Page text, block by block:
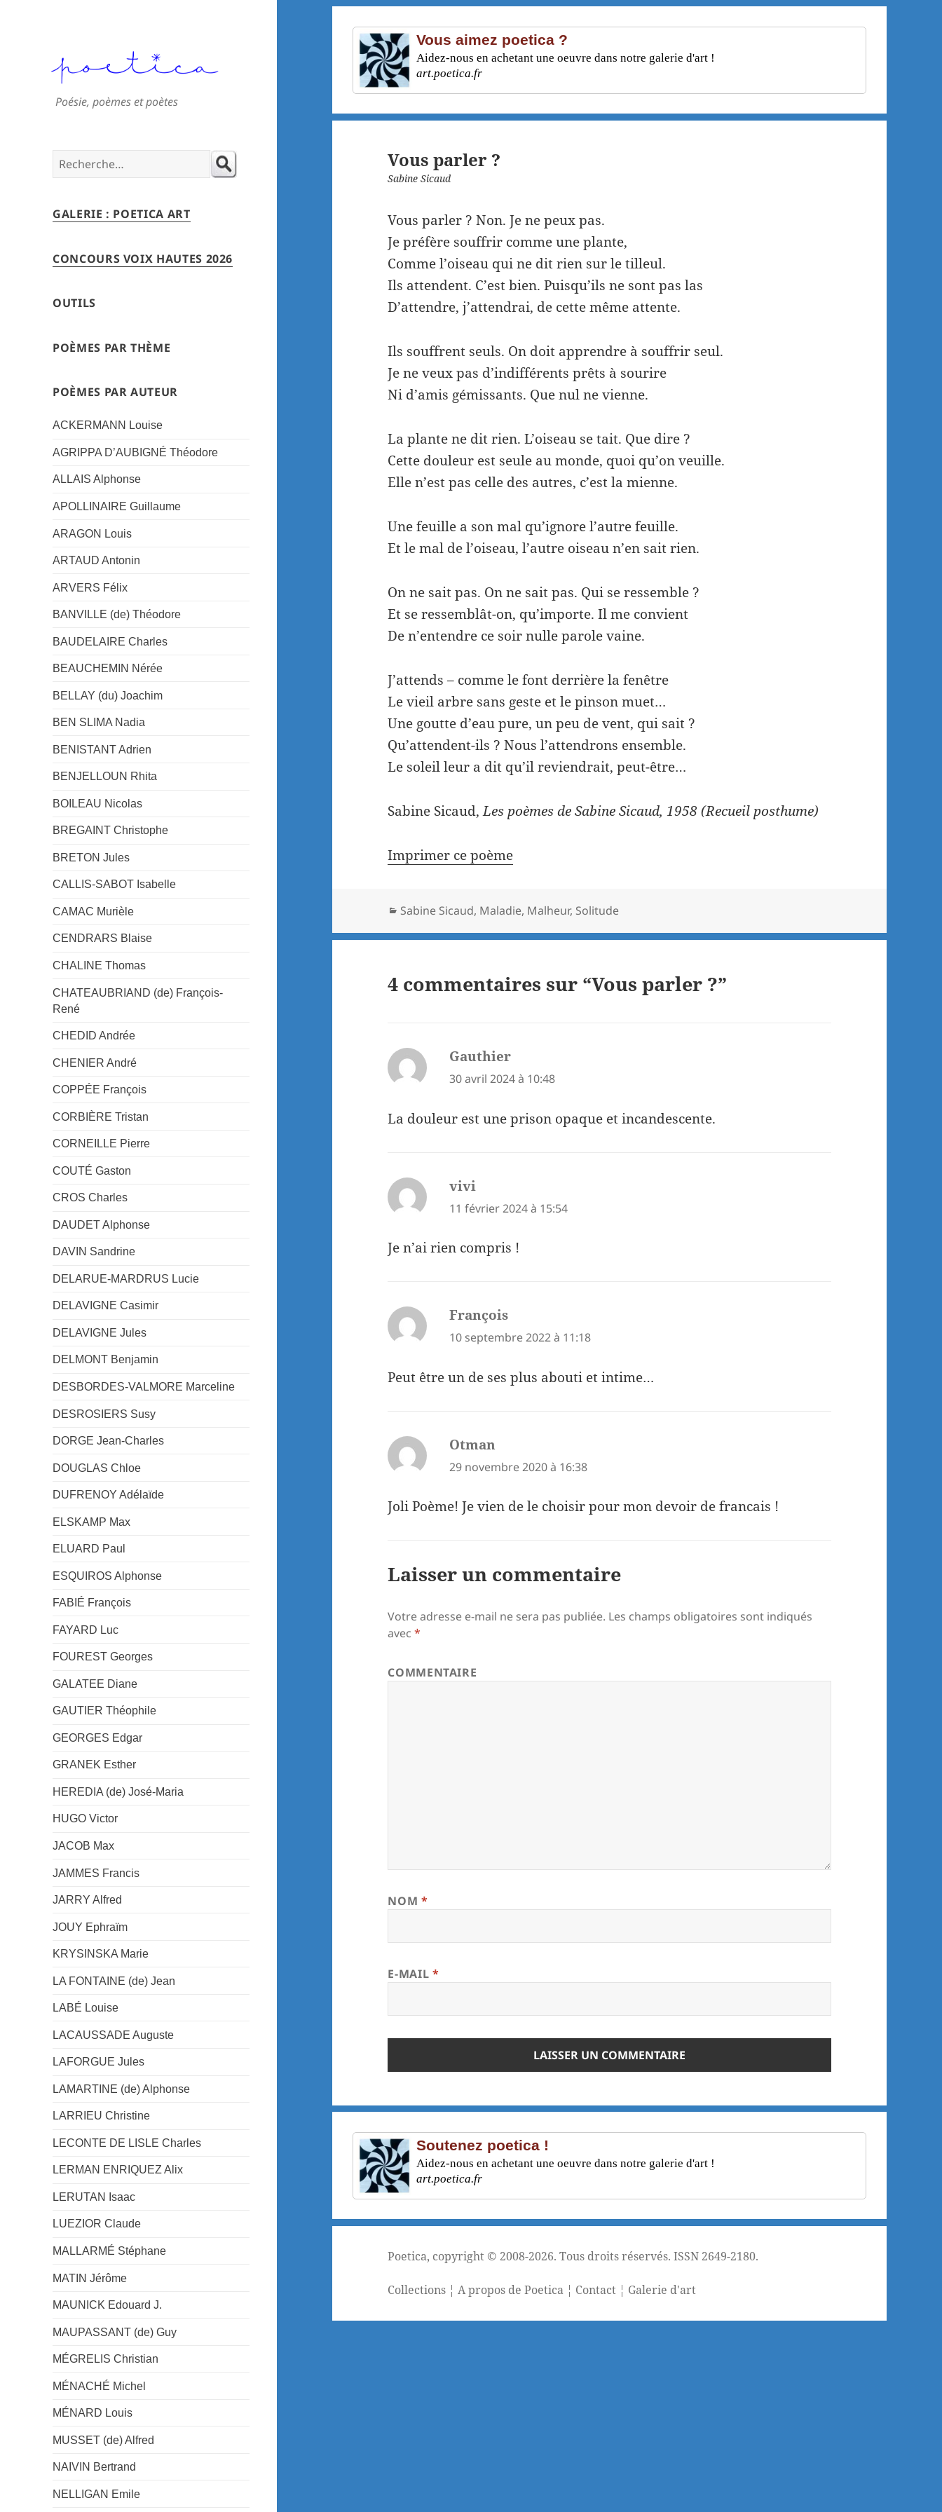
Poésie, poèmes et poètes
Search
for:
GALERIE : POETICA ART
CONCOURS VOIX HAUTES 2026
OUTILS
POÈMES PAR THÈME
POÈMES PAR AUTEUR
ACKERMANN Louise
AGRIPPA D’AUBIGNÉ Théodore
ALLAIS Alphonse
APOLLINAIRE Guillaume
ARAGON Louis
ARTAUD Antonin
ARVERS Félix
BANVILLE (de) Théodore
BAUDELAIRE Charles
BEAUCHEMIN Nérée
BELLAY (du) Joachim
BEN SLIMA Nadia
BENISTANT Adrien
BENJELLOUN Rhita
BOILEAU Nicolas
BREGAINT Christophe
BRETON Jules
CALLIS-SABOT Isabelle
CAMAC Murièle
CENDRARS Blaise
CHALINE Thomas
CHATEAUBRIAND (de) François-
René
CHEDID Andrée
CHENIER André
COPPÉE François
CORBIÈRE Tristan
CORNEILLE Pierre
COUTÉ Gaston
CROS Charles
DAUDET Alphonse
DAVIN Sandrine
DELARUE-MARDRUS Lucie
DELAVIGNE Casimir
DELAVIGNE Jules
DELMONT Benjamin
DESBORDES-VALMORE Marceline
DESROSIERS Susy
DORGE Jean-Charles
DOUGLAS Chloe
DUFRENOY Adélaïde
ELSKAMP Max
ELUARD Paul
ESQUIROS Alphonse
FABIÉ François
FAYARD Luc
FOUREST Georges
GALATEE Diane
GAUTIER Théophile
GEORGES Edgar
GRANEK Esther
HEREDIA (de) José-Maria
HUGO Victor
JACOB Max
JAMMES Francis
JARRY Alfred
JOUY Ephraïm
KRYSINSKA Marie
LA FONTAINE (de) Jean
LABÉ Louise
LACAUSSADE Auguste
LAFORGUE Jules
LAMARTINE (de) Alphonse
LARRIEU Christine
LECONTE DE LISLE Charles
LERMAN ENRIQUEZ Alix
LERUTAN Isaac
LUEZIOR Claude
MALLARMÉ Stéphane
MATIN Jérôme
MAUNICK Edouard J.
MAUPASSANT (de) Guy
MÉGRELIS Christian
MÉNACHÉ Michel
MÉNARD Louis
MUSSET (de) Alfred
NAIVIN Bertrand
NELLIGAN Emile
Vous aimez poetica ?
Aidez-nous en achetant une oeuvre dans notre galerie d'art !
art.poetica.fr
Vous parler ?
Sabine Sicaud
Vous parler ? Non. Je ne peux pas.
Je préfère souffrir comme une plante,
Comme l’oiseau qui ne dit rien sur le tilleul.
Ils attendent. C’est bien. Puisqu’ils ne sont pas las
D’attendre, j’attendrai, de cette même attente.
Ils souffrent seuls. On doit apprendre à souffrir seul.
Je ne veux pas d’indifférents prêts à sourire
Ni d’amis gémissants. Que nul ne vienne.
La plante ne dit rien. L’oiseau se tait. Que dire ?
Cette douleur est seule au monde, quoi qu’on veuille.
Elle n’est pas celle des autres, c’est la mienne.
Une feuille a son mal qu’ignore l’autre feuille.
Et le mal de l’oiseau, l’autre oiseau n’en sait rien.
On ne sait pas. On ne sait pas. Qui se ressemble ?
Et se ressemblât-on, qu’importe. Il me convient
De n’entendre ce soir nulle parole vaine.
J’attends – comme le font derrière la fenêtre
Le vieil arbre sans geste et le pinson muet…
Une goutte d’eau pure, un peu de vent, qui sait ?
Qu’attendent-ils ? Nous l’attendrons ensemble.
Le soleil leur a dit qu’il reviendrait, peut-être…
Sabine Sicaud,Les poèmes de Sabine Sicaud, 1958 (Recueil posthume)
Imprimer ce poème
Catégories
Sabine Sicaud, Maladie, Malheur, Solitude
4 commentaires sur “Vous parler ?”
Gauthier
30 avril 2024 à 10:48
La douleur est une prison opaque et incandescente.
vivi
11 février 2024 à 15:54
Je n’ai rien compris !
François
10 septembre 2022 à 11:18
Peut être un de ses plus abouti et intime…
Otman
29 novembre 2020 à 16:38
Joli Poème! Je vien de le choisir pour mon devoir de francais !
Laisser un commentaire
Votre adresse e-mail ne sera pas publiée. Les champs obligatoires sont indiqués
avec*
COMMENTAIRE
NOM *
E-MAIL *
Soutenez poetica !
Aidez-nous en achetant une oeuvre dans notre galerie d'art !
art.poetica.fr
Poetica, copyright © 2008-2026. Tous droits réservés. ISSN 2649-2180.
Collections ¦A propos de Poetica ¦ Contact ¦ Galerie d'art